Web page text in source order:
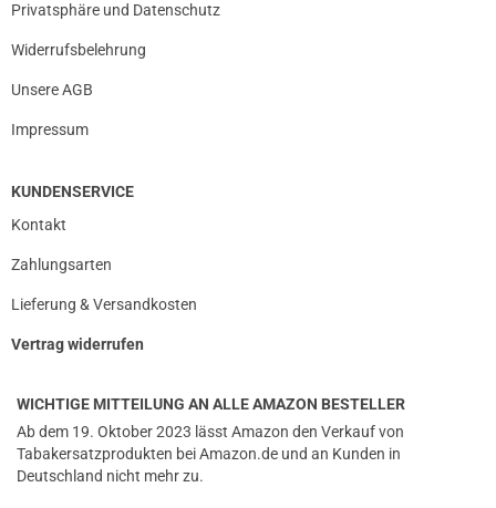
Privatsphäre und Datenschutz
Widerrufsbelehrung
Unsere AGB
Impressum
KUNDENSERVICE
Kontakt
Zahlungsarten
Lieferung & Versandkosten
Vertrag widerrufen
WICHTIGE MITTEILUNG AN ALLE AMAZON BESTELLER
Ab dem 19. Oktober 2023 lässt Amazon den Verkauf von
Tabakersatzprodukten bei Amazon.de und an Kunden in
Deutschland nicht mehr zu.